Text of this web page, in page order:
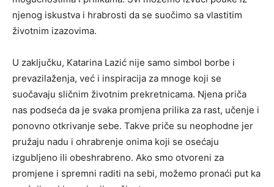
njenog iskustva i hrabrosti da se suočimo sa vlastitim
životnim izazovima.
U zaključku, Katarina Lazić nije samo simbol borbe i
prevazilaženja, već i inspiracija za mnoge koji se
suočavaju sličnim životnim prekretnicama. Njena priča
nas podseća da je svaka promjena prilika za rast, učenje i
ponovno otkrivanje sebe. Takve priče su neophodne jer
pružaju nadu i ohrabrenje onima koji se osećaju
izgubljeno ili obeshrabreno. Ako smo otvoreni za
promjene i spremni raditi na sebi, možemo pronaći put ka